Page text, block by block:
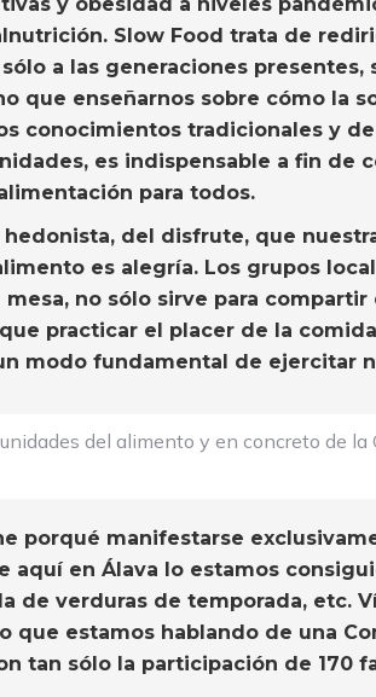
Slow Food trata de
a las generaciones
que enseñarnos sobre cómo la
conocimientos tradicionales y
es indispensable a fin
para todos.
del disfrute, que
es alegría. Los grupos
no sólo sirve para
practicar el placer de la
modo fundamental de ejercitar
del alimento y en concreto de
porqué manifestarse
aquí en Álava lo estamos
de verduras de temporada, etc.
que estamos hablando de una
tan sólo la participación de 170